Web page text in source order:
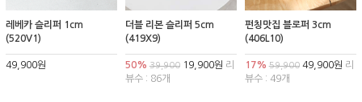
레베카 슬리퍼 1cm
(520V1)
49,900원
더블 리본 슬리퍼 5cm
(419X9)
50% 39,90019,900원 리
뷰수 : 86개
펀칭맛집 블로퍼 3cm
(406L10)
17% 59,90049,900원 리
뷰수 : 49개